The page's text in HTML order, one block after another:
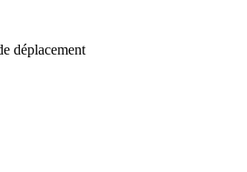
déplacement